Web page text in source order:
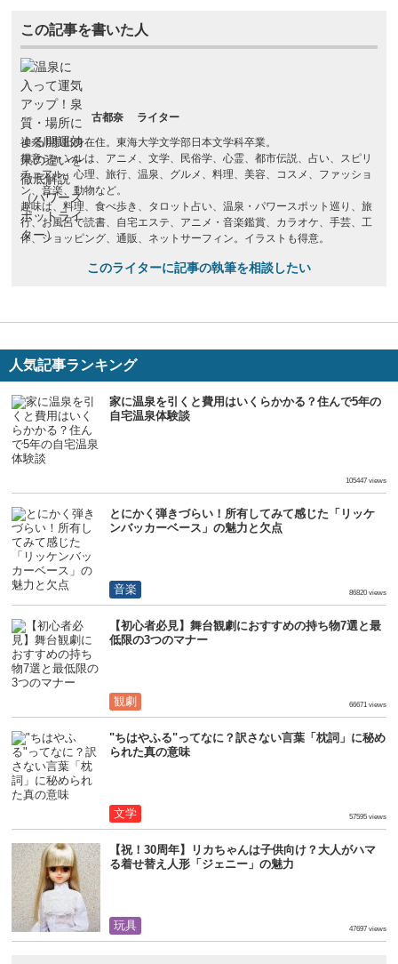
この記事を書いた人
古都奈
ライター
神奈川県出身在住。東海大学文学部日本文学科卒業。
得意ジャンルは、アニメ、文学、民俗学、心霊、都市伝説、占い、スピリ
チュアル、心理、旅行、温泉、グルメ、料理、美容、コスメ、ファッショ
ン、音楽、動物など。
趣味は、料理、食べ歩き、タロット占い、温泉・パワースポット巡り、旅
行、お風呂で読書、自宅エステ、アニメ・音楽鑑賞、カラオケ、手芸、工
作、ショッピング、通販、ネットサーフィン。イラストも得意。
このライターに記事の執筆を相談したい
人気記事ランキング
家に温泉を引くと費用はいくらかかる？住んで5年の
自宅温泉体験談
105447 views
とにかく弾きづらい！所有してみて感じた「リッケ
ンバッカーベース」の魅力と欠点
音楽 86820 views
【初心者必見】舞台観劇におすすめの持ち物7選と最
低限の3つのマナー
観劇 66671 views
"ちはやふる"ってなに？訳さない言葉「枕詞」に秘め
られた真の意味
文学 57595 views
【祝！30周年】リカちゃんは子供向け？大人がハマ
る着せ替え人形「ジェニー」の魅力
玩具 47697 views